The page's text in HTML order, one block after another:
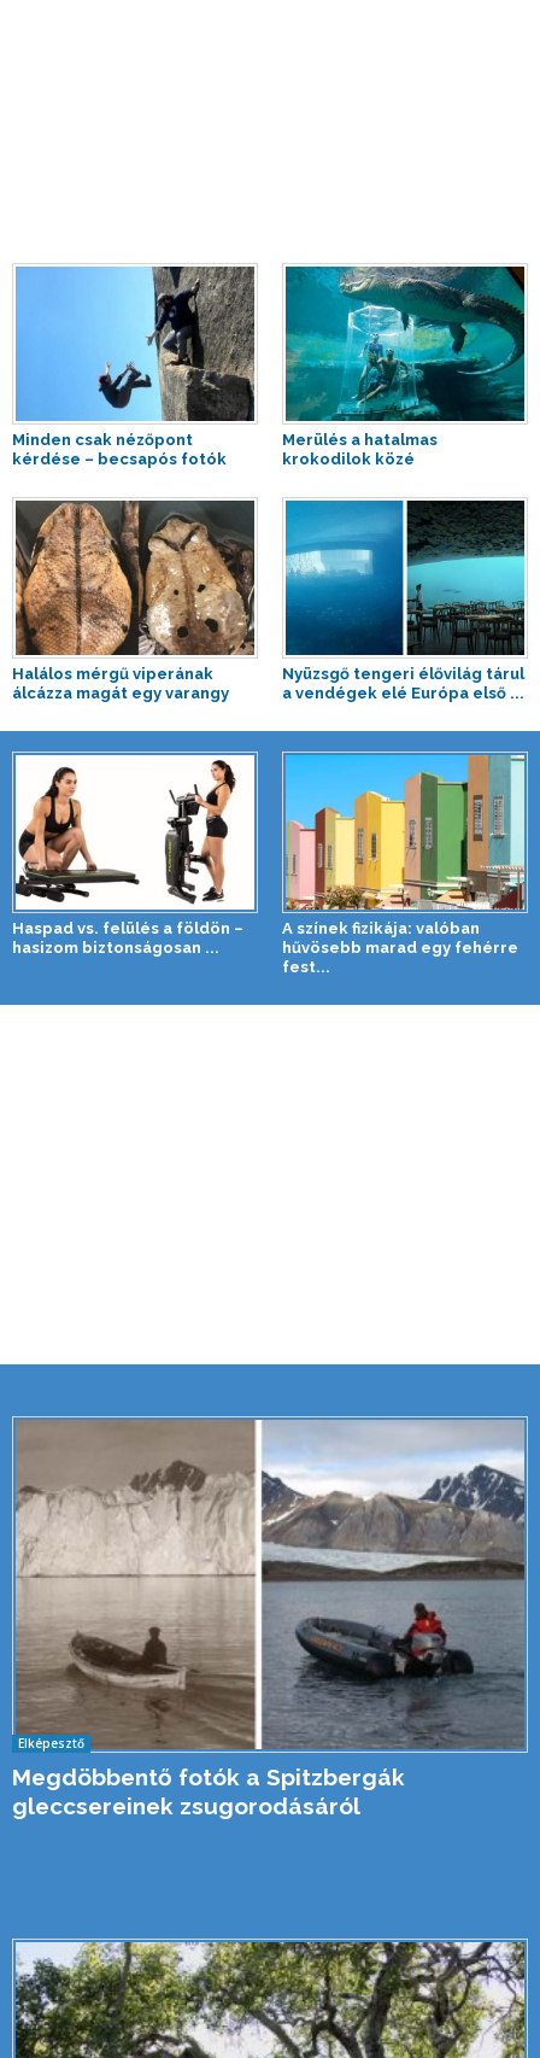
Minden csak nézőpont
kérdése – becsapós fotók
Merülés a hatalmas
krokodilok közé
Halálos mérgű viperának
álcázza magát egy varangy
Nyüzsgő tengeri élővilág tárul
a vendégek elé Európa első ...
Haspad vs. felülés a földön –
hasizom biztonságosan ...
A színek fizikája: valóban
hűvösebb marad egy fehérre
fest...
Elképesztő
Megdöbbentő fotók a Spitzbergák
gleccsereinek zsugorodásáról